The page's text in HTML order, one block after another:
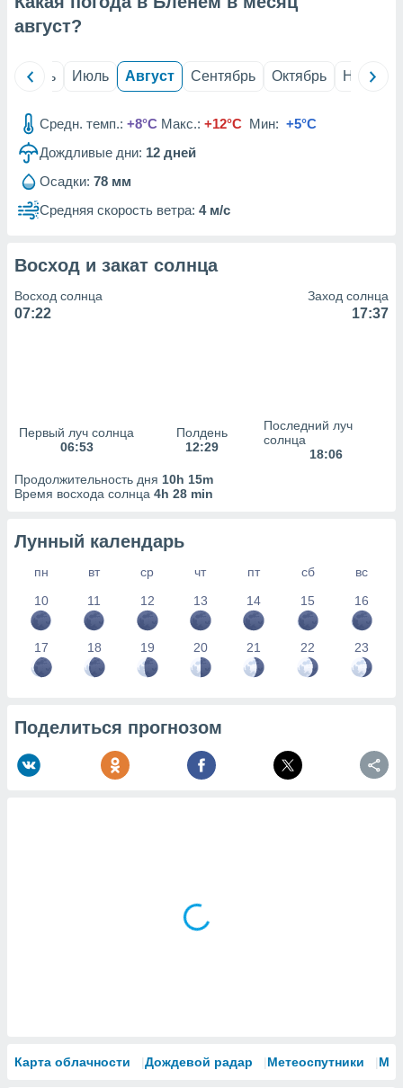
из
данных
наших 1199
август?
Июнь Июль Август Сентябрь Октябрь Ноябрь
Средн. темп.: +8°C Макс.: +12°C Мин: +5°C
Дождливые дни: 12 дней
Осадки: 78 мм
Средняя скорость ветра: 4 м/с
Восход и закат солнца
Восход солнца
07:22
Заход солнца
17:37
Первый луч солнца
06:53
Полдень
12:29
Последний луч
солнца
18:06
Продолжительность дня 10h 15m
Время восхода солнца 4h 28 min
Лунный календарь
пн вт ср чт пт сб
вс
10
11 12 13 14 15 16
17 18 19 20 21 22 23
Поделиться прогнозом
Карта облачности Дождевой радар Метеоспутники